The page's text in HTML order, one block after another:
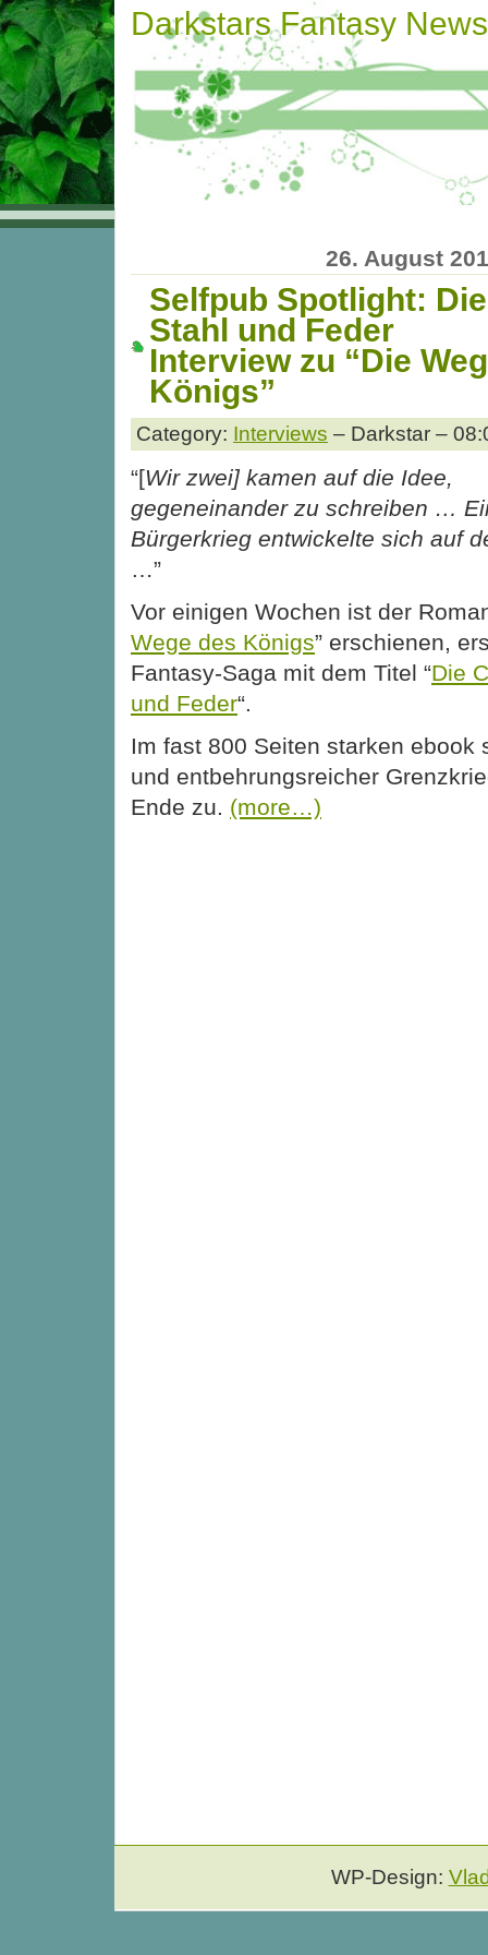
Darkstars Fantasy News
26. August
Selfpub Spotlight:
Stahl und Feder
Interview zu “Die
Königs”
Category: Interviews – Darkstar –
“[Wir zwei] kamen auf die Idee,
gegeneinander zu schreiben …
Bürgerkrieg entwickelte sich auf
…”
Vor einigen Wochen ist der
Wege des Königs” erschienen,
Fantasy-Saga mit dem Titel “Die
und Feder“.
Im fast 800 Seiten starken ebook
und entbehrungsreicher
Ende zu. (more…)
WP-Design: